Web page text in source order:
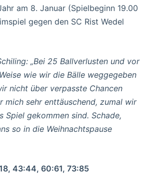
am 8. Januar (Spielbeginn 19.00
gegen den SC Rist Wedel
„Bei 25 Ballverlusten und vor
wie wir die Bälle weggegeben
nicht über verpasste Chancen
mich sehr enttäuschend, zumal wir
Spiel gekommen sind. Schade,
so in die Weihnachtspause
43:44, 60:61, 73:85